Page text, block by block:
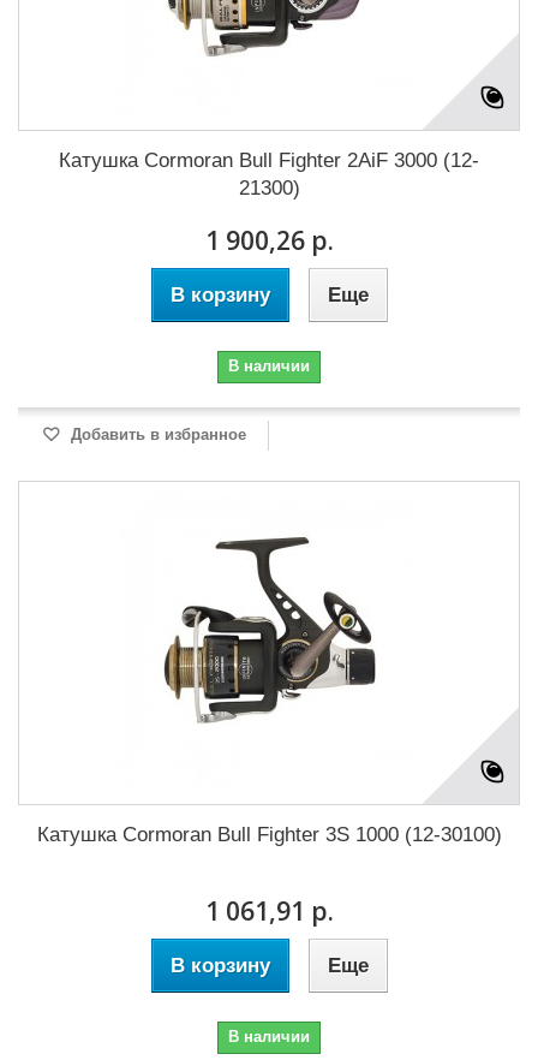
Катушка Cormoran Bull Fighter 2AiF 3000 (12-
21300)
1 900,26 р.
В корзину Еще
В наличии
Добавить в избранное
Катушка Cormoran Bull Fighter 3S 1000 (12-30100)
1 061,91 р.
В корзину Еще
В наличии